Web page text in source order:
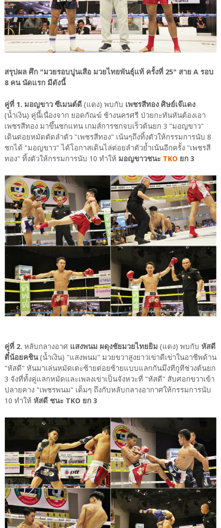
สรุปผล ศึก "มวยรอบปูนเสือ มวยไทยพันธุ์แท้ ครั้งที่ 25" สาย A รอบ
8 คน นัดแรก มีดังนี้
คู่ที่ 1. มอญขาว ซีเมนต์ดี(แดง) พบกับ เพชรสีทอง ศิษย์เจ๊แดง
(น้ำเงิน) คู่นี้เนื่องจาก ยอดกัณฆ์ ช้างนครศรี ป่วยกะทันหันต้องเอา
เพชรสีทอง มาขึ้นชกแทน เกมส์การชกจบเร็วต้นยก 3 "มอญขาว"
เดินต่อยหมัดตัดลำตัว "เพชรสีทอง" เน้นๆถึงทิ้งตัวให้กรรมการนับ 8
ชกได้ "มอญขาว" ได้โอกาสเดินไล่ต่อยลำตัวย้ำเน้นอีกครั้ง "เพชรสี
ทอง" ทิ้งตัวให้กรรมการนับ 10 ทำให้ มอญขาวชนะ TKOยก 3
คู่ที่ 2.หลับกลางอาศ แสงพนม ผดุงชัยมวยไทยยิม (แดง) พบกับ หัสดี
ตี๋น้อยคชิน(น้ำเงิน) "แสงพนม" มวยขวาสูงยาวเข่าดีเข่าในอาชีพด้าน
"หัสดี" หันมาเล่นหมัดเตะซ้ายต่อยซ้ายแบบแลกกันมึงทีกูทีช่วงต้นยก
3 จังที่ทั้งคู่แลกหมัดและเพลงเข่าเป็นจังหวะที่ "หัสดี" สับศอกขวาเข้า
ปลายคาง "เพชรพนม" เต็มๆ ถึงกับหลับกลางอากาศให้กรรมการนับ
10 ทำให้ หัสดี ชนะ TKO ยก 3